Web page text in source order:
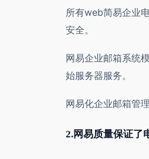
所有web简易企业
安全。
网易企业邮箱系统
始服务器服务。
网易化企业邮箱管
2.网易质量保证了